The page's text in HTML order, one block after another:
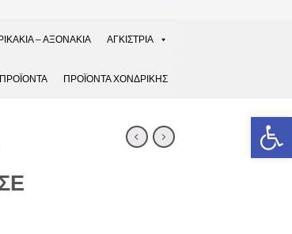
– ΑΞΟΝΑΚΙΑ ΑΓΚΙΣΤΡΙΑ
ΠΡΟΪΟΝΤΑ ΧΟΝΔΡΙΚΗΣ